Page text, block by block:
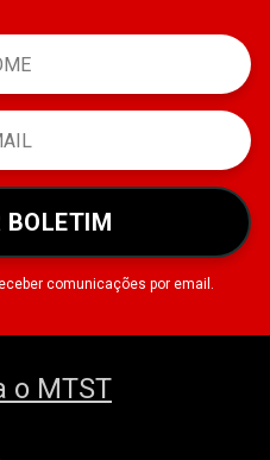
comunicações por email.
o MTST